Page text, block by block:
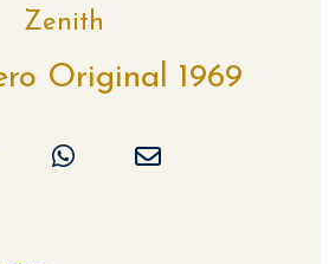
Zenith
Original 1969